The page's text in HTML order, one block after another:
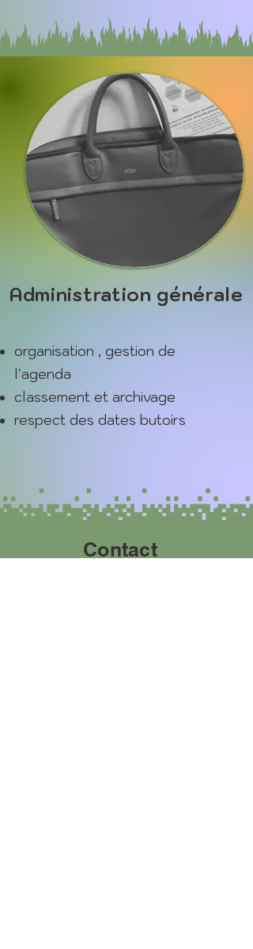
Administration générale
organisation , gestion de
l'agenda
classement et archivage
respect des dates butoirs
Contact